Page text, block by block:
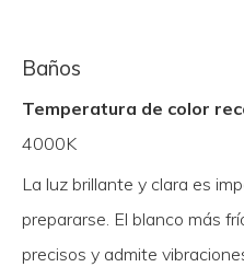
Baños
Temperatura de color
4000K
La luz brillante y clara es
prepararse. El blanco más
precisos y admite